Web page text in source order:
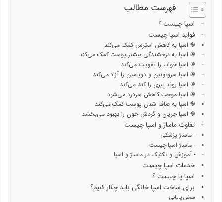
فهرست مطالب
اسپا چیست ؟
فواید اسپا چیست
֎ اسپا به کاهش استرس کمک می‌کند
֎ اسپا به درخشندگی بیشتر پوست کمک می‌کند
֎ اسپا خواب را تقویت می‌کند
֎ اسپا سروتونین و دوپامین را آزاد می‌کند
֎ اسپا روند پیری را کند می‌کند
֎ اسپا موجب کاهش سردرد می‌شود
֎ اسپا به صاف شدن پوست کمک می‌کند
֎ اسپا جریان و گردش خون را بهبود می‌بخشد
تفاوت ماساژ و اسپا چیست
- ماساژ پزشکی
- ماساژ اسپا چیست
- آموزش و تکنیک در ماساژ و اسپا
خدمات اسپا چیست
اسپا پا چیست ؟
برای ساخت اسپا خانگی باید چکار کنیم؟
سخن پایانی